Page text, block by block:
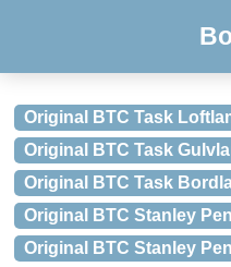
Original BTC Task
Original BTC Task
Original BTC Task
Original BTC Stanley
Original BTC Stanley